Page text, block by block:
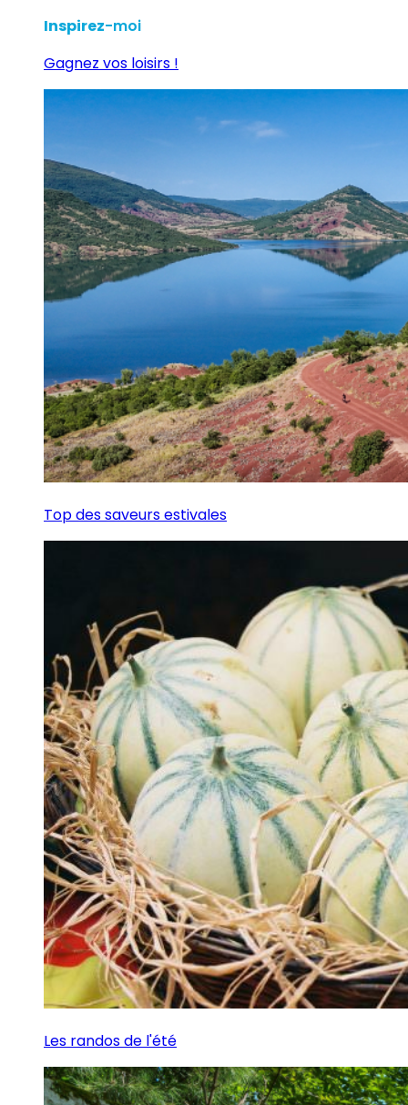
Inspirez-moi
Gagnez vos loisirs !
Top des saveurs estivales
Les randos de l'été